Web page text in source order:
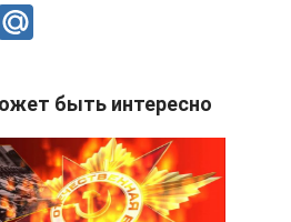
.R
u
быть интересно